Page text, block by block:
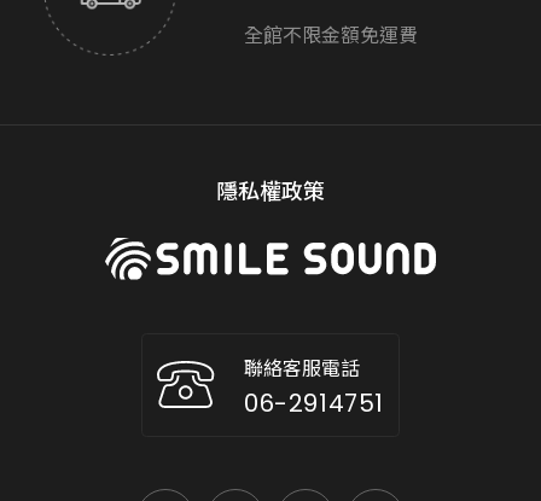
全館不限金額免運費
隱私權政策
聯絡客服電話
06-2914751